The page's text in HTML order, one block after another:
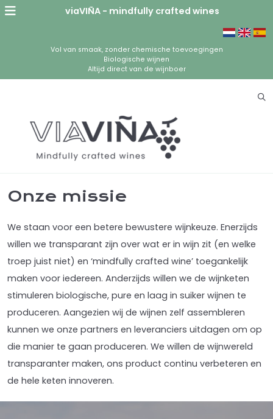
viaVIÑA - mindfully crafted wines
Vol van smaak, zonder chemische toevoegingen
Biologische wijnen
Altijd direct van de wijnboer
Onze missie
We staan voor een betere bewustere wijnkeuze. Enerzijds
willen we transparant zijn over wat er in wijn zit (en welke
troep juist niet) en ‘mindfully crafted wine’ toegankelijk
maken voor iedereen. Anderzijds willen we de wijnketen
stimuleren biologische, pure en laag in suiker wijnen te
produceren. Aangezien wij de wijnen zelf assembleren
kunnen we onze partners en leveranciers uitdagen om op
die manier te gaan produceren. We willen de wijnwereld
transparanter maken, ons product continu verbeteren en
de hele keten innoveren.